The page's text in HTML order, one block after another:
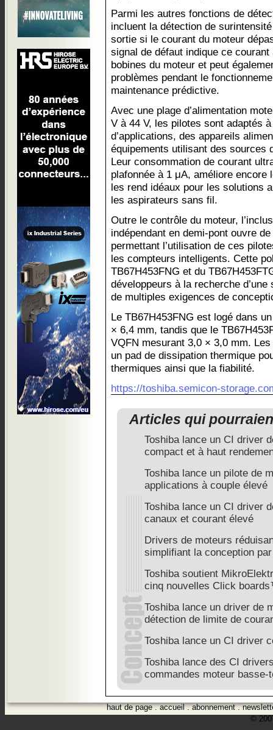
Parmi les autres fonctions de
incluent la détection de
sortie si le courant du moteur
signal de défaut indique ce
bobines du moteur et peut
problèmes pendant le
maintenance prédictive.
Avec une plage d’alimentation
V à 44 V, les pilotes sont adaptés
d’applications, des appareils
équipements utilisant des sources
Leur consommation de courant
plafonnée à 1 μA, améliore encore
les rend idéaux pour les solutions
les aspirateurs sans fil.
Outre le contrôle du moteur,
indépendant en demi-pont ouvre
permettant l’utilisation de ces
les compteurs intelligents. Cette
TB67H453FNG et du
développeurs à la recherche
de multiples exigences de
Le TB67H453FNG est logé dans
× 6,4 mm, tandis que le
VQFN mesurant 3,0 × 3,0 mm.
un pad de dissipation thermique
thermiques ainsi que la fiabilité.
https://toshiba.semicon-
Articles qui
Toshiba lance un CI driver
compact et à haut
Toshiba lance un pilote de
applications à couple élevé
Toshiba lance un CI driver
canaux et courant élevé
Drivers de moteurs
simplifiant la conception
Toshiba soutient
cinq nouvelles Click
Toshiba lance un driver de
détection de limite de
Toshiba lance un CI driver
Toshiba lance des CI
commandes moteur basse-
haut de page.accueil.abonnement.
©